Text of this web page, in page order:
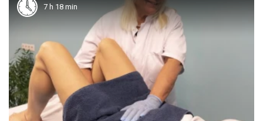
7 h 18 min